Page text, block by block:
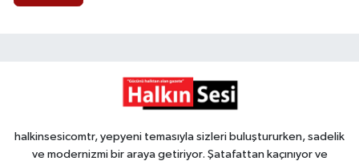
halkinsesicomtr, yepyeni temasıyla sizleri buluştururken, sadelik
ve modernizmi bir araya getiriyor. Şatafattan kaçınıyor ve